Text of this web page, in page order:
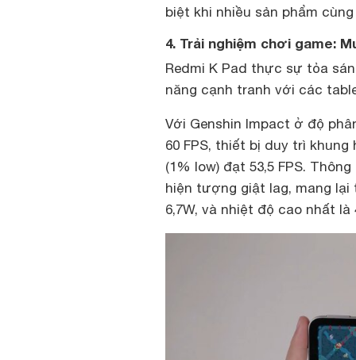
biệt khi nhiều sản phẩm
4. Trải nghiệm chơi game:
Redmi K Pad thực sự tỏa
năng cạnh tranh với các
Với Genshin Impact ở độ
60 FPS, thiết bị duy trì
(1% low) đạt 53,5 FPS.
hiện tượng giật lag, mang
6,7W, và nhiệt độ cao nhất là